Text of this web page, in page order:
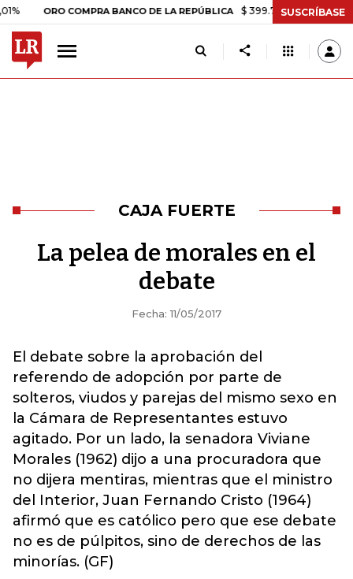
ORO COMPRA BANCO DE LA REPÚBLICA $ 399.745,16 +$ 2.295,71
SUSCRÍBASE
CAJA FUERTE
La pelea de morales en el
debate
Fecha: 11/05/2017
El debate sobre la aprobación del
referendo de adopción por parte de
solteros, viudos y parejas del mismo sexo en
la Cámara de Representantes estuvo
agitado. Por un lado, la senadora Viviane
Morales (1962) dijo a una procuradora que
no dijera mentiras, mientras que el ministro
del Interior, Juan Fernando Cristo (1964)
afirmó que es católico pero que ese debate
no es de púlpitos, sino de derechos de las
minorías. (GF)